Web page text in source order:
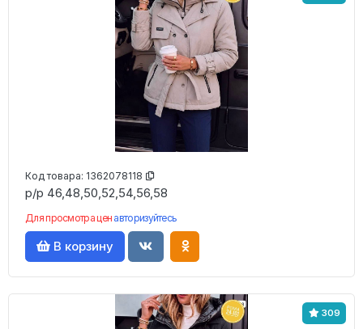
Код товара: 1362078118
р/р 46,48,50,52,54,56,58
Для просмотра цен авторизуйтесь
В корзину
309